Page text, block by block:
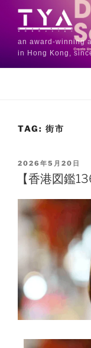
an award-winning
in Hong Kong,
TAG: 街市
2026年5月20日
【香港図鑑